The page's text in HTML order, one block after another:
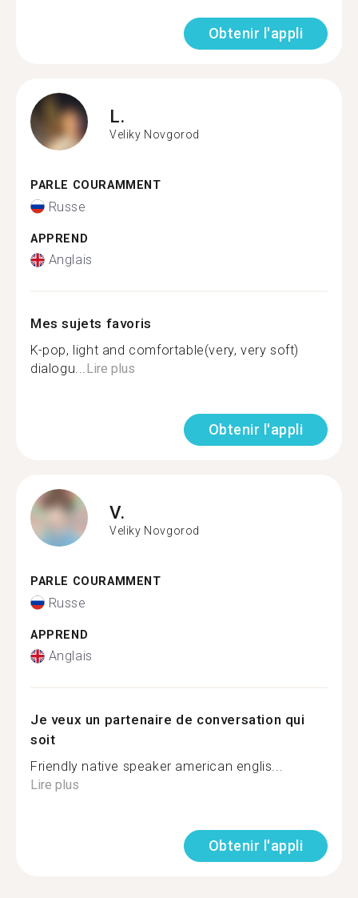
Obtenir l'appli
L.
Veliky Novgorod
PARLE COURAMMENT
Russe
APPREND
Anglais
Mes sujets favoris
K-pop, light and comfortable(very, very soft)
dialogu...Lire plus
Obtenir l'appli
V.
Veliky Novgorod
PARLE COURAMMENT
Russe
APPREND
Anglais
Je veux un partenaire de conversation qui
soit
Friendly native speaker american englis...
Lire plus
Obtenir l'appli